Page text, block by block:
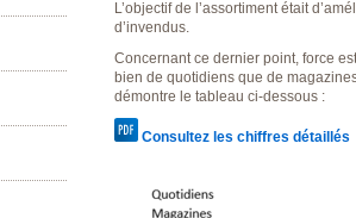
L’objectif de l’assortiment était
d’invendus.
Concernant ce dernier point, force
bien de quotidiens que de
démontre le tableau ci-dessous :
Consultez les chiffres détaillés